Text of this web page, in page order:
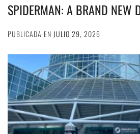
SPIDERMAN: A BRAND NEW
PUBLICADA EN JULIO 29, 2026